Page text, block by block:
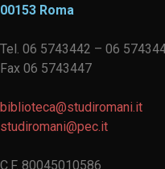
00153 Roma
Tel. 06 5743442 – 06
Fax 06 5743447
biblioteca@studiromani.it
studiromani@pec.it
C.F. 80045010586